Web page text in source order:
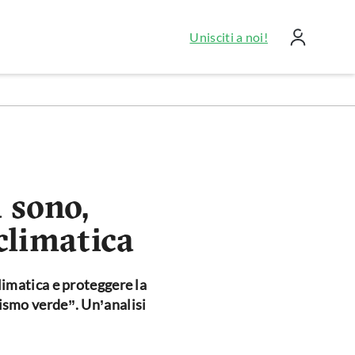
Unisciti a noi!
e proteggere la
verde”. Un’analisi